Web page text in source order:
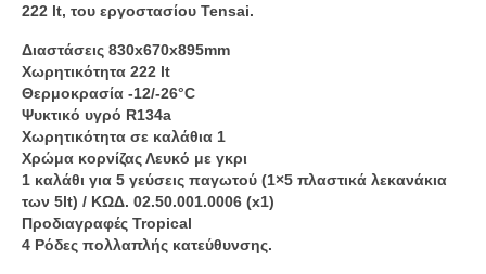
222 lt, του εργοστασίου Tensai.
Διαστάσεις 830x670x895mm
Χωρητικότητα 222 lt
Θερμοκρασία -12/-26°C
Ψυκτικό υγρό R134a
Χωρητικότητα σε καλάθια 1
Χρώμα κορνίζας Λευκό με γκρι
1 καλάθι για 5 γεύσεις παγωτού (1×5 πλαστικά λεκανάκια
των 5lt) / ΚΩΔ. 02.50.001.0006 (x1)
Προδιαγραφές Tropical
4 Ρόδες πολλαπλής κατεύθυνσης.